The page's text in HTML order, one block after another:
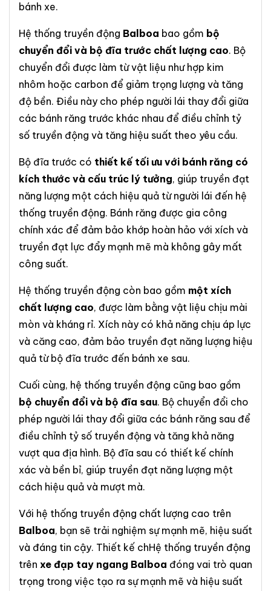
bánh xe.
Hệ thống truyền động Balboa bao gồm bộ
chuyển đổi và bộ đĩa trước chất lượng cao. Bộ
chuyển đổi được làm từ vật liệu như hợp kim
nhôm hoặc carbon để giảm trọng lượng và tăng
độ bền. Điều này cho phép người lái thay đổi giữa
các bánh răng trước khác nhau để điều chỉnh tỷ
số truyền động và tăng hiệu suất theo yêu cầu.
Bộ đĩa trước có thiết kế tối ưu với bánh răng có
kích thước và cấu trúc lý tưởng, giúp truyền đạt
năng lượng một cách hiệu quả từ người lái đến hệ
thống truyền động. Bánh răng được gia công
chính xác để đảm bảo khớp hoàn hảo với xích và
truyền đạt lực đẩy mạnh mẽ mà không gây mất
công suất.
Hệ thống truyền động còn bao gồm một xích
chất lượng cao, được làm bằng vật liệu chịu mài
mòn và kháng rỉ. Xích này có khả năng chịu áp lực
và căng cao, đảm bảo truyền đạt năng lượng hiệu
quả từ bộ đĩa trước đến bánh xe sau.
Cuối cùng, hệ thống truyền động cũng bao gồm
bộ chuyển đổi và bộ đĩa sau. Bộ chuyển đổi cho
phép người lái thay đổi giữa các bánh răng sau để
điều chỉnh tỷ số truyền động và tăng khả năng
vượt qua địa hình. Bộ đĩa sau có thiết kế chính
xác và bền bỉ, giúp truyền đạt năng lượng một
cách hiệu quả và mượt mà.
Với hệ thống truyền động chất lượng cao trên
Balboa, bạn sẽ trải nghiệm sự mạnh mẽ, hiệu suất
và đáng tin cậy. Thiết kế chHệ thống truyền động
trên xe đạp tay ngang Balboa đóng vai trò quan
trọng trong việc tạo ra sự mạnh mẽ và hiệu suất